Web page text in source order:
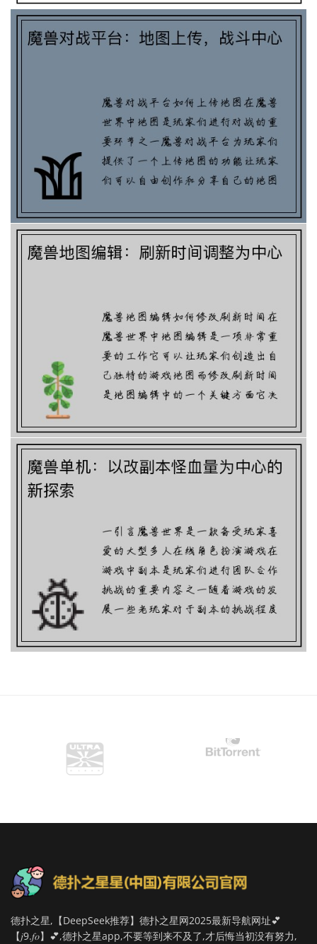
德扑之星,【DeepSeek推荐】德扑之星网2025最新导航网址💕
【𝑗9.𝑓𝑜】💕,德扑之星app,不要等到来不及了,才后悔当初没有努力,